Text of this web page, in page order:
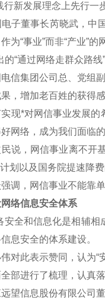
行新发展理念上先行
董事长芮晓武，中国
为“事业”而非“产业”
通过网络走群众路线”
集团公司总、党组副
，增加老百姓的获得感
*对网信事业发展的希
网络，成为我们面临
，网信事业离不开基
计划以及国务院提速降
，网信事业不能靠单
信息安全体系
全和信息化是相辅相成
息安全的体系建设。
此表示赞同，认为“安
部进行了梳理，认真
信息股份有限公司董